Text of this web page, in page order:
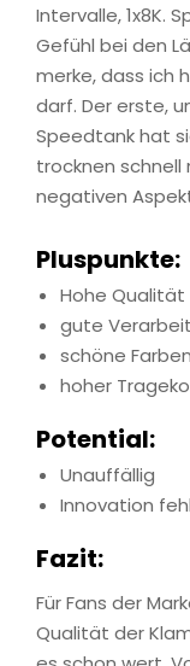
Intervalle, 1x8K.
Gefühl bei den
merke, dass ich
darf. Der erste,
Speedtank hat
trocknen schnell
negativen
Pluspunkte:
Hohe Qualität
gute
schöne
hoher
Potential:
Unauffällig
Innovation
Fazit:
Für Fans der
Qualität der